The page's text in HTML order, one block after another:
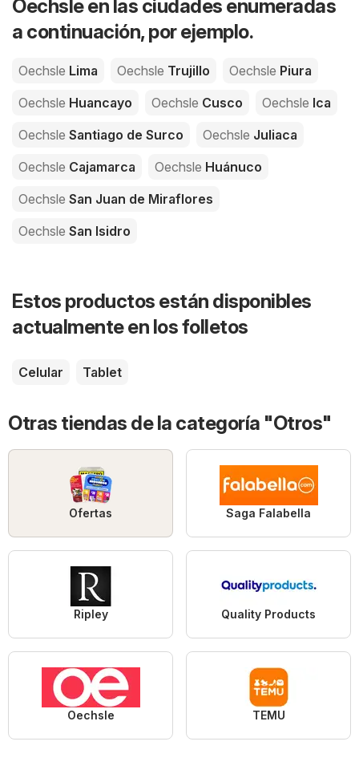
Oechsle en las ciudades enumeradas
a continuación, por ejemplo.
Oechsle Lima Oechsle Trujillo Oechsle Piura
Oechsle Huancayo Oechsle Cusco Oechsle Ica
Oechsle Santiago de Surco Oechsle Juliaca
Oechsle Cajamarca Oechsle Huánuco
Oechsle San Juan de Miraflores
Oechsle San Isidro
Estos productos están disponibles
actualmente en los folletos
Celular Tablet
Otras tiendas de la categoría "Otros"
Ofertas Saga Falabella
Ripley Quality Products
Oechsle TEMU